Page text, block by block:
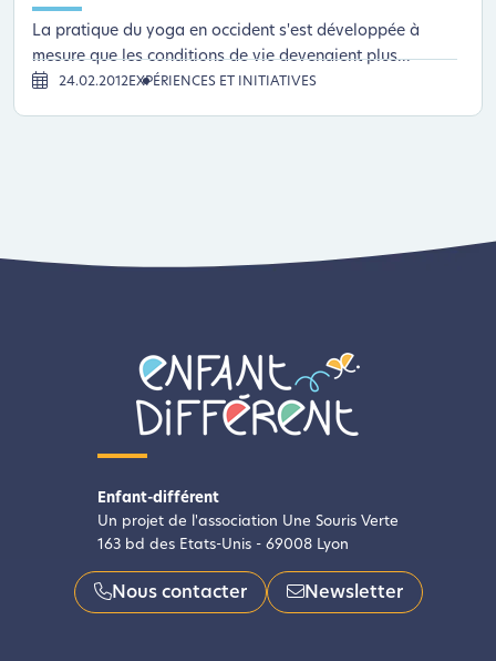
La pratique du yoga en occident s'est développée à
mesure que les conditions de vie devenaient plus...
24.02.2012EXPÉRIENCES ET INITIATIVES
Enfant-différent
Un projet de l'association Une Souris Verte
163 bd des Etats-Unis - 69008 Lyon
Nous contacter Newsletter